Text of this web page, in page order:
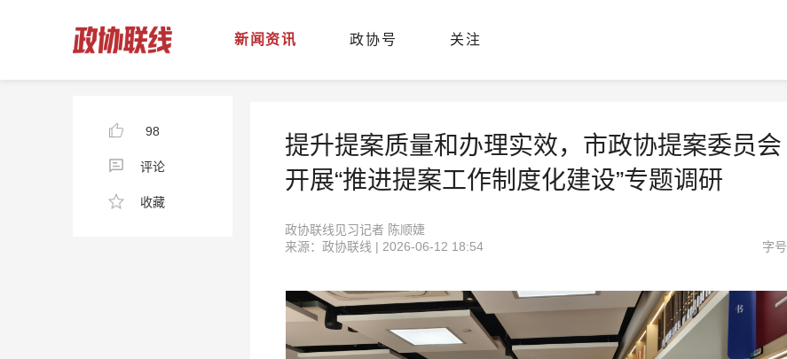
新闻资讯 政协号 关注
98
评论
收藏
提升提案质量和办理实效，市政协提案委员会
开展“推进提案工作制度化建设”专题调研
政协联线见习记者 陈顺婕
来源：政协联线 | 2026-06-12 18:54
字号